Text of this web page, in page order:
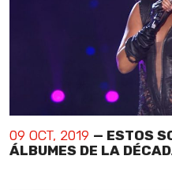
09 OCT, 2019 — ESTOS
ÁLBUMES DE LA